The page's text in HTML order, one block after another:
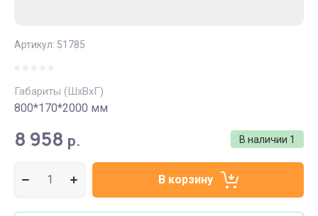
Артикул: 51785
Габариты (ШхВхГ)
800*170*2000 мм
В наличии 1
8 958 р.
В корзину